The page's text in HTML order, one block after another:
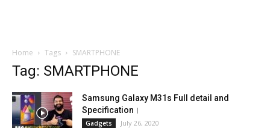
Home Tags SMARTPHONE
Tag: SMARTPHONE
Samsung Galaxy M31s Full detail and
Specification।
Gadgets July 26, 2020